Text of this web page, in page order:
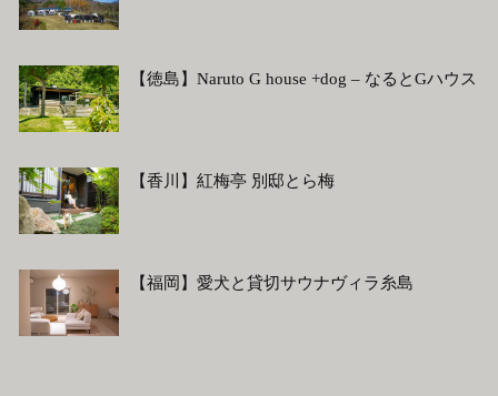
【徳島】Naruto G house +dog – なるとGハウス
【香川】紅梅亭 別邸とら梅
【福岡】愛犬と貸切サウナヴィラ糸島